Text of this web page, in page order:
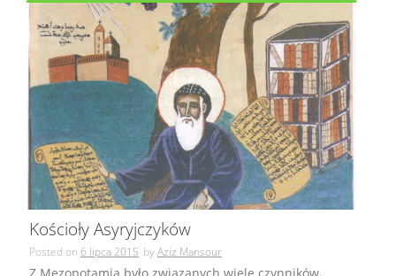
Kościoły Asyryjczyków
Posted on 6 lipca 2015 byAziz Mansour
Z Mezopotamią było związanych wiele czynników,